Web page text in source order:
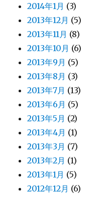
2014年1月 (3)
2013年12月 (5)
2013年11月 (8)
2013年10月 (6)
2013年9月 (5)
2013年8月 (3)
2013年7月 (13)
2013年6月 (5)
2013年5月 (2)
2013年4月 (1)
2013年3月 (7)
2013年2月 (1)
2013年1月 (5)
2012年12月 (6)